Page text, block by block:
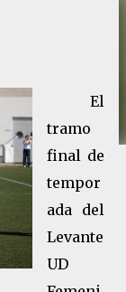
El
tramo
final de
tempor
ada del
Levante
UD